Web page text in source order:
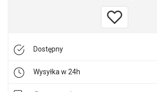
Dostępny
Wysyłka w 24h